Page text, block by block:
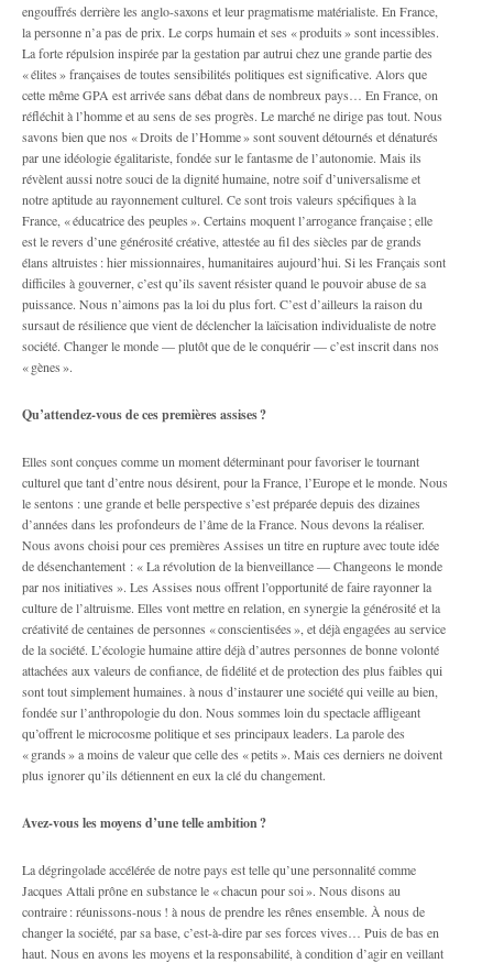
engouffrés derrière les anglo-saxons et leur pragmatisme matérialiste. En France,
la personne n’a pas de prix. Le corps humain et ses « produits » sont incessibles.
La forte répulsion inspirée par la gestation par autrui chez une grande partie des
« élites » françaises de toutes sensibilités politiques est significative. Alors que
cette même GPA est arrivée sans débat dans de nombreux pays… En France, on
réfléchit à l’homme et au sens de ses progrès. Le marché ne dirige pas tout. Nous
savons bien que nos « Droits de l’Homme » sont souvent détournés et dénaturés
par une idéologie égalitariste, fondée sur le fantasme de l’autonomie. Mais ils
révèlent aussi notre souci de la dignité humaine, notre soif d’universalisme et
notre aptitude au rayonnement culturel. Ce sont trois valeurs spécifiques à la
France, « éducatrice des peuples ». Certains moquent l’arrogance française ; elle
est le revers d’une générosité créative, attestée au fil des siècles par de grands
élans altruistes : hier missionnaires, humanitaires aujourd’hui. Si les Français sont
difficiles à gouverner, c’est qu’ils savent résister quand le pouvoir abuse de sa
puissance. Nous n’aimons pas la loi du plus fort. C’est d’ailleurs la raison du
sursaut de résilience que vient de déclencher la laïcisation individualiste de notre
société. Changer le monde — plutôt que de le conquérir — c’est inscrit dans nos
« gènes ».
Qu’attendez-vous de ces premières assises ?
Elles sont conçues comme un moment déterminant pour favoriser le tournant
culturel que tant d’entre nous désirent, pour la France, l’Europe et le monde. Nous
le sentons : une grande et belle perspective s’est préparée depuis des dizaines
d’années dans les profondeurs de l’âme de la France. Nous devons la réaliser.
Nous avons choisi pour ces premières Assises un titre en rupture avec toute idée
de désenchantement : « La révolution de la bienveillance — Changeons le monde
par nos initiatives ». Les Assises nous offrent l’opportunité de faire rayonner la
culture de l’altruisme. Elles vont mettre en relation, en synergie la générosité et la
créativité de centaines de personnes « conscientisées », et déjà engagées au service
de la société. L’écologie humaine attire déjà d’autres personnes de bonne volonté
attachées aux valeurs de confiance, de fidélité et de protection des plus faibles qui
sont tout simplement humaines. à nous d’instaurer une société qui veille au bien,
fondée sur l’anthropologie du don. Nous sommes loin du spectacle affligeant
qu’offrent le microcosme politique et ses principaux leaders. La parole des
« grands » a moins de valeur que celle des « petits ». Mais ces derniers ne doivent
plus ignorer qu’ils détiennent en eux la clé du changement.
Avez-vous les moyens d’une telle ambition ?
La dégringolade accélérée de notre pays est telle qu’une personnalité comme
Jacques Attali prône en substance le « chacun pour soi ». Nous disons au
contraire : réunissons-nous ! à nous de prendre les rênes ensemble. À nous de
changer la société, par sa base, c’est-à-dire par ses forces vives… Puis de bas en
haut. Nous en avons les moyens et la responsabilité, à condition d’agir en veillant